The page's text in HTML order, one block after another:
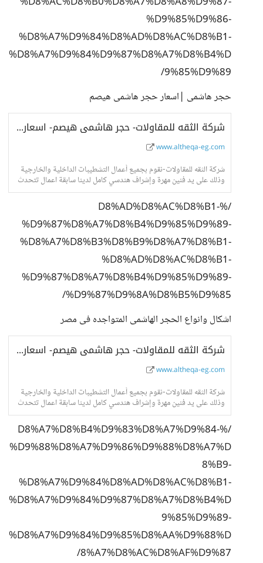
%D9%85%D9%86-
%D8%A7%D9%84%D8%AD%D8%AC%D8%B1-
%D8%A7%D9%84%D9%87%D8%A7%D8%B4%D
9%85%D9%89/
حجر هاشمى |اسعار حجر هاشمى هيصم
شركة الثقه للمقاولات- حجر هاشمى هيصم- اسعار حجر هاشمى- واجهات حجر هاشمى
www.altheqa-eg.com
شركة الثقه للمقاولات-نقوم بجميع أعمال التشطيبات الداخلية والخارجية
وذلك على يد فنين مهرة وإشراف هندسي كامل لدينا سابقة اعمال تتحدث
عنا فى جميع انحاء الجمهور
/%D8%AD%D8%AC%D8%B1-
%D9%87%D8%A7%D8%B4%D9%85%D9%89-
%D8%A7%D8%B3%D8%B9%D8%A7%D8%B1-
%D8%AD%D8%AC%D8%B1-
%D9%87%D8%A7%D8%B4%D9%85%D9%89-
%D9%87%D9%8A%D8%B5%D9%85/
اشكال وانواع الحجر الهاشمى المتواجده فى مصر
شركة الثقه للمقاولات- حجر هاشمى هيصم- اسعار حجر هاشمى- واجهات حجر هاشمى
www.altheqa-eg.com
شركة الثقه للمقاولات-نقوم بجميع أعمال التشطيبات الداخلية والخارجية
وذلك على يد فنين مهرة وإشراف هندسي كامل لدينا سابقة اعمال تتحدث
عنا فى جميع انحاء الجمهور
/%D8%A7%D8%B4%D9%83%D8%A7%D9%84-
%D9%88%D8%A7%D9%86%D9%88%D8%A7%D
8%B9-
%D8%A7%D9%84%D8%AD%D8%AC%D8%B1-
%D8%A7%D9%84%D9%87%D8%A7%D8%B4%D
9%85%D9%89-
%D8%A7%D9%84%D9%85%D8%AA%D9%88%D
8%A7%D8%AC%D8%AF%D9%87/